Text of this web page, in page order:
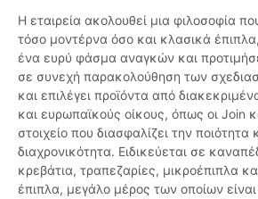
Η εταιρεία ακολουθεί μια φιλοσοφία
τόσο μοντέρνα όσο και κλασικά
ένα ευρύ φάσμα αναγκών και
σε συνεχή παρακολούθηση των
και επιλέγει προϊόντα από
και ευρωπαϊκούς οίκους, όπως οι Join
στοιχείο που διασφαλίζει την ποιότητα
διαχρονικότητα. Ειδικεύεται σε
κρεβάτια, τραπεζαρίες, μικροέπιπλα
έπιπλα, μεγάλο μέρος των οποίων είναι